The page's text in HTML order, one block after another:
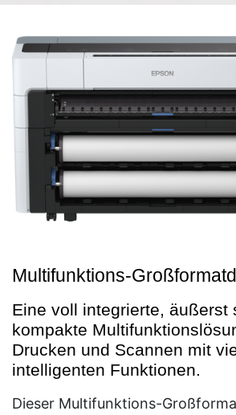
Multifunktions-
Eine voll integrierte, äußerst
kompakte
Drucken und Scannen mit
intelligenten Funktionen.
Dieser Multifunktions-